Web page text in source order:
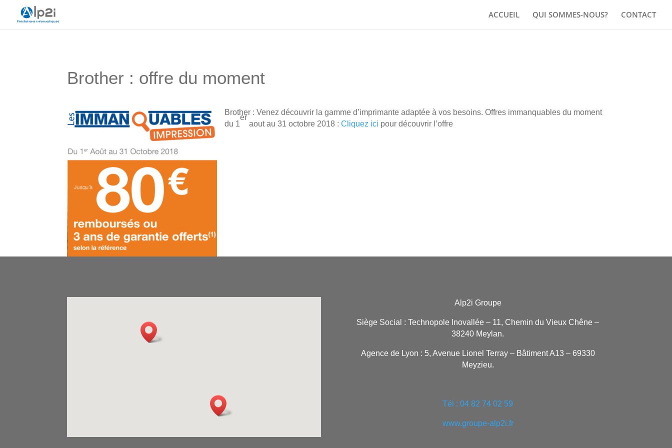
ACCUEIL QUI SOMMES-NOUS? CONTACT
Brother : offre du moment
Brother : Venez découvrir la gamme d’imprimante adaptée à vos besoins. Offres immanquables du moment
du 1
er
aout au 31 octobre 2018 :Cliquez ici pour découvrir l’offre
Alp2i Groupe
Siège Social : Technopole Inovallée – 11, Chemin du Vieux Chêne –
38240 Meylan.
Agence de Lyon : 5, Avenue Lionel Terray – Bâtiment A13 – 69330
Meyzieu.
Tél : 04 82 74 02 59
www.groupe-alp2i.fr